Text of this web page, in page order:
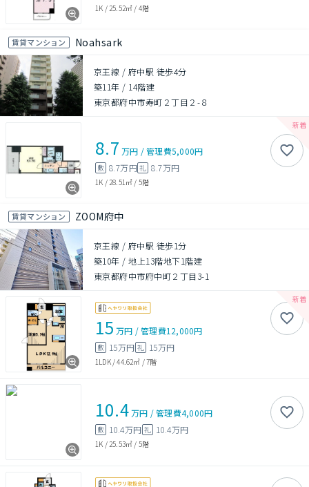
1K / 25.52㎡ / 4階
賃貸マンション Noahsark
京王線 / 府中駅 徒歩4分
築11年 / 14階建
東京都府中市寿町２丁目２-８
8.7 万円 /管理費5,000円
敷 8.7万円礼 8.7万円
1K / 28.51㎡ / 5階
賃貸マンション ZOOM府中
京王線 / 府中駅 徒歩1分
築10年 /地上13階地下1階建
東京都府中市府中町２丁目3-1
15 万円 /管理費12,000円
敷 15万円 礼 15万円
1LDK/44.62㎡ /7階
10.4万円 /管理費4,000円
敷 10.4万円 礼 10.4万円
1K / 25.53㎡ / 5階